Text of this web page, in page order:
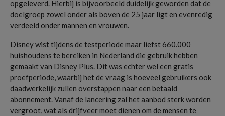
opgeleverd. Hierbij is bijvoorbeeld duidelijk geworden dat de
doelgroep zowel onder als boven de 25 jaar ligt en evenredig
verdeeld onder mannen en vrouwen.
Disney wist tijdens de testperiode maar liefst 660.000
huishoudens te bereiken in Nederland die gebruik hebben
gemaakt van Disney Plus. Dit was echter wel een gratis
proefperiode, waarbij het de vraag is hoeveel gebruikers ook
daadwerkelijk zullen overstappen naar een betaald
abonnement. Vanaf de lancering zal het aanbod sterk worden
vergroot, wat als drijfveer moet dienen om de mensen te